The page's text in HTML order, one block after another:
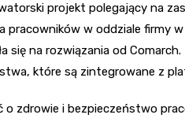
projekt polegający na
w oddziale firmy
się na rozwiązania od
które są zintegrowane z
o zdrowie i bezpieczeństwo